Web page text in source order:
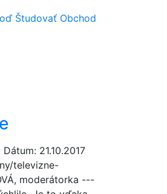
21.10.2017
televizne-
moderátorka ---